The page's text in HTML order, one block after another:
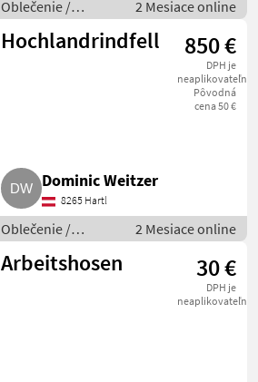
Oblečenie /
Ostatné oblečenie
2 Mesiace online
Hochlandrindfell 850 €
DPH je
neaplikovateľné
Pôvodná
cena 50 €
Dominic Weitzer
8265 Hartl
Oblečenie /
Ostatné oblečenie
2 Mesiace online
Arbeitshosen 30 €
DPH je
neaplikovateľné